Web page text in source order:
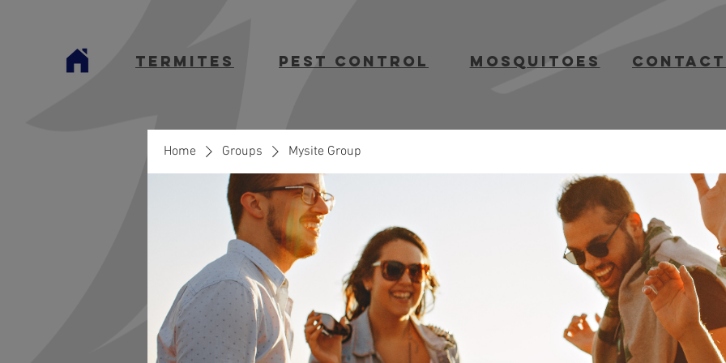
termites Pest Control mosquitoes contact
Home Groups Mysite Group